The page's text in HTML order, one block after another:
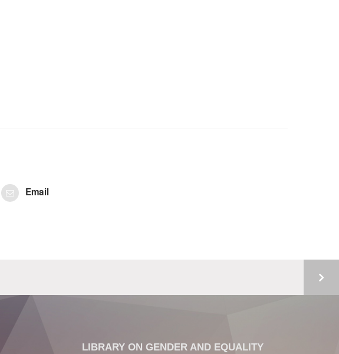
Email
LIBRARY ON GENDER AND EQUALITY